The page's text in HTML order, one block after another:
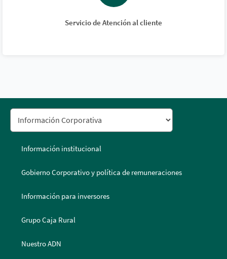
Servicio de Atención al cliente
Información institucional
Gobierno Corporativo y política de remuneraciones
Información para inversores
Grupo Caja Rural
Nuestro ADN